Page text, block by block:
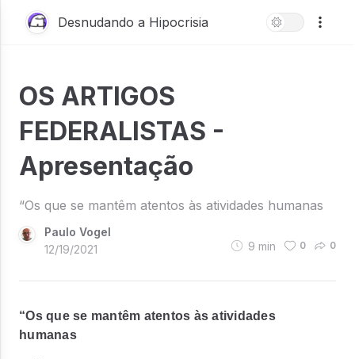
Desnudando a Hipocrisia
OS ARTIGOS
FEDERALISTAS -
Apresentação
“Os que se mantêm atentos às atividades humanas
Paulo Vogel
12/19/2021
9 min 0 0
“Os que se mantêm atentos às atividades
humanas